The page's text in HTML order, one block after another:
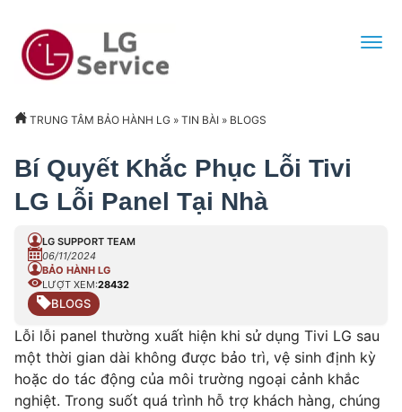
TRUNG TÂM BẢO HÀNH LG » TIN BÀI » BLOGS
Bí Quyết Khắc Phục Lỗi Tivi
LG Lỗi Panel Tại Nhà
LG SUPPORT TEAM
06/11/2024
BẢO HÀNH LG
LƯỢT XEM:28432
BLOGS
Lỗi lỗi panel thường xuất hiện khi sử dụng Tivi LG sau
một thời gian dài không được bảo trì, vệ sinh định kỳ
hoặc do tác động của môi trường ngoại cảnh khắc
nghiệt. Trong suốt quá trình hỗ trợ khách hàng, chúng